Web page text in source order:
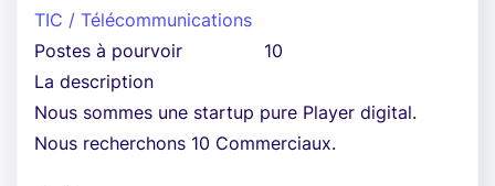
TIC / Télécommunications
Postes à pourvoir
10
La description
Nous sommes une startup pure Player digital.
Nous recherchons 10 Commerciaux.